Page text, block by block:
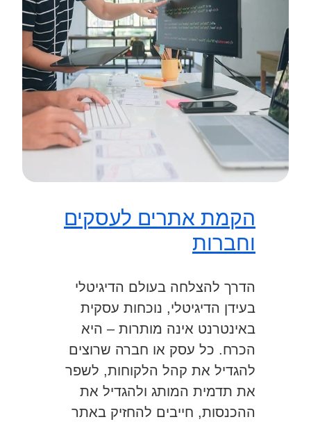
הקמת אתרים לעסקים
וחברות
הדרך להצלחה בעולם הדיגיטלי
בעידן הדיגיטלי, נוכחות עסקית
באינטרנט אינה מותרות – היא
הכרח. כל עסק או חברה שרוצים
להגדיל את קהל הלקוחות, לשפר
את תדמית המותג ולהגדיל את
ההכנסות, חייבים להחזיק באתר